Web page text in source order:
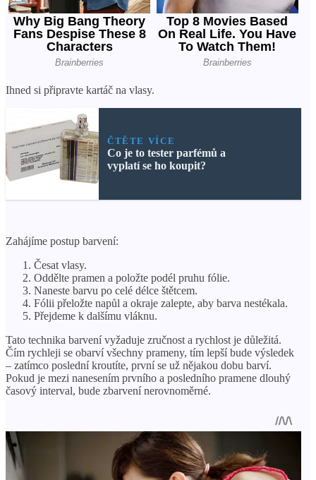
Ihned si připravte kartáč na vlasy.
ČTĚTE VÍCE
Co je to tester parfémů a
vyplatí se ho koupit?
Zahájíme postup barvení:
Česat vlasy.
Oddělte pramen a položte podél pruhu fólie.
Naneste barvu po celé délce štětcem.
Fólii přeložte napůl a okraje zalepte, aby barva nestékala.
Přejdeme k dalšímu vláknu.
Tato technika barvení vyžaduje zručnost a rychlost je důležitá.
Čím rychleji se obarví všechny prameny, tím lepší bude výsledek
– zatímco poslední kroutíte, první se už nějakou dobu barví.
Pokud je mezi nanesením prvního a posledního pramene dlouhý
časový interval, bude zbarvení nerovnoměrné.